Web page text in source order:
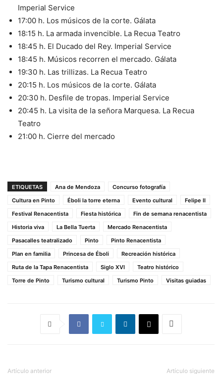
Imperial Service
17:00 h. Los músicos de la corte. Gálata
18:15 h. La armada invencible. La Recua Teatro
18:45 h. El Ducado del Rey. Imperial Service
18:45 h. Músicos recorren el mercado. Gálata
19:30 h. Las trillizas. La Recua Teatro
20:15 h. Los músicos de la corte. Gálata
20:30 h. Desfile de tropas. Imperial Service
20:45 h. La visita de la señora Marquesa. La Recua
Teatro
21:00 h. Cierre del mercado
ETIQUETAS Ana de Mendoza
Concurso fotografía
Cultura en Pinto
Éboli la torre eterna Evento cultural
Felipe II
Festival Renacentista
Fiesta histórica
Fin de semana renacentista
Historia viva
La Bella Tuerta
Mercado Renacentista
Pasacalles teatralizado
Pinto
Pinto Renacentista
Plan en familia
Princesa de Éboli
Recreación histórica
Ruta de la Tapa Renacentista
Siglo XVI
Teatro histórico
Torre de Pinto
Turismo cultural Turismo Pinto Visitas guiadas
Artículo anterior Artículo siguiente